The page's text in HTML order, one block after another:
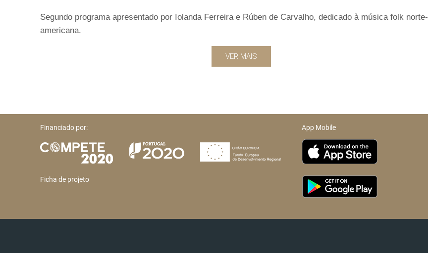
Segundo programa apresentado por Iolanda Ferreira e Rúben de Carvalho, dedicado à música folk norte-
americana.
VER MAIS
Financiado por:
Ficha de projeto
App Mobile